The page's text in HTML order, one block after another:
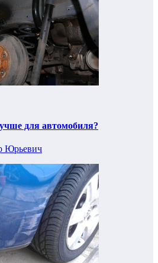
для автомобиля?
Юрьевич